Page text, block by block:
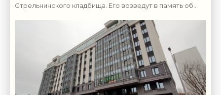
Стрельнинского кладбища. Его возведут в память об